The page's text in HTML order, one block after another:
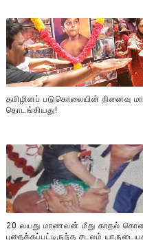
தமிழினப் படுகொலையின் நினைவு
தொடங்கியது!
20 வயது மாணவன் மீது காதல்
புதைக்கப்பட்டிருந்த சடலம்